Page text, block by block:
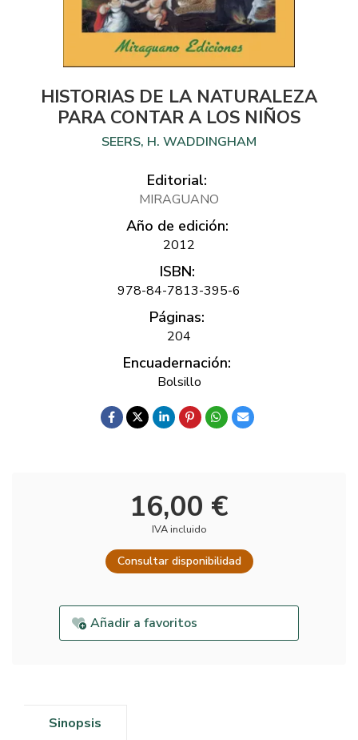
HISTORIAS DE LA NATURALEZA
PARA CONTAR A LOS NIÑOS
SEERS, H. WADDINGHAM
Editorial:
MIRAGUANO
Año de edición:
2012
ISBN:
978-84-7813-395-6
Páginas:
204
Encuadernación:
Bolsillo
16,00 €
IVA incluido
Consultar disponibilidad
Añadir a favoritos
Sinopsis